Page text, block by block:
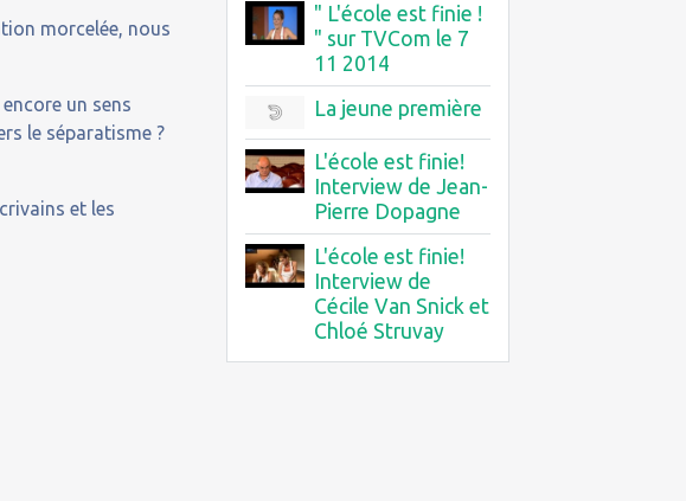
morcelée, nous
un sens
le séparatisme ?
et les
" L'école est finie !
" sur TVCom le 7
11 2014
La jeune première
L'école est finie!
Interview de Jean-
Pierre Dopagne
L'école est finie!
Interview de
Cécile Van Snick et
Chloé Struvay